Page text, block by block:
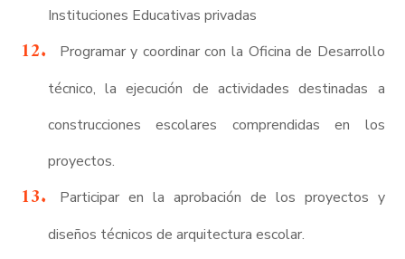
Instituciones Educativas privadas
Programar y coordinar con la Oficina de Desarrollo
técnico, la ejecución de actividades destinadas a
construcciones escolares comprendidas en los
proyectos.
Participar en la aprobación de los proyectos y
diseños técnicos de arquitectura escolar.